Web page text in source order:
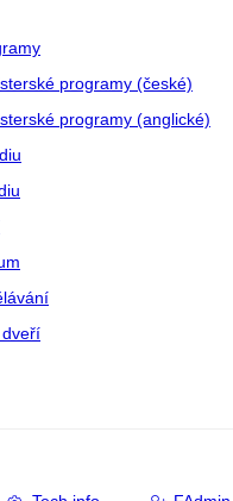
programy (české)
programy (anglické)
dveří